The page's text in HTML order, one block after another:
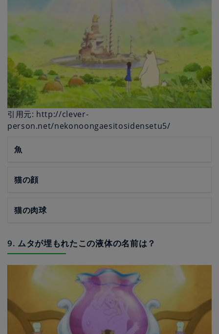
引用元: http://clever-
person.net/nekonoongaesitosidensetu5/
魚
猫の顔
猫の肉球
9. ムタが埋もれたこの液体の名前は？